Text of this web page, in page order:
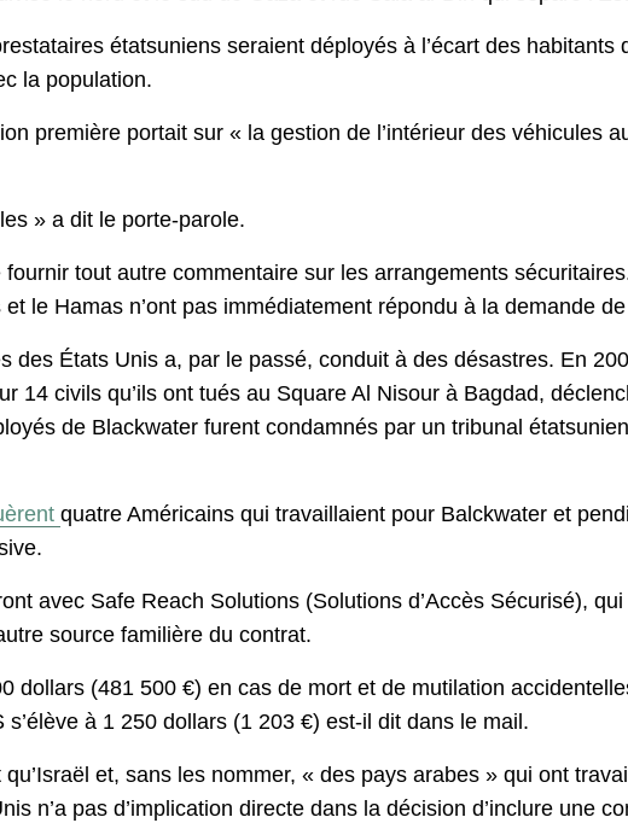
étatsuniens seraient déployés à l’écart des habitants
la population.
première portait sur « la gestion de l’intérieur des véhicules
» a dit le porte-parole.
tout autre commentaire sur les arrangements
le Hamas n’ont pas immédiatement répondu à la demande
des États Unis a, par le passé, conduit à des désastres. En
14 civils qu’ils ont tués au Square Al Nisour à Bagdad,
de Blackwater furent condamnés par un tribunal
quatre Américains qui travaillaient pour Balckwater et
avec Safe Reach Solutions (Solutions d’Accès Sécurisé),
source familière du contrat.
dollars (481 500 €) en cas de mort et de mutilation
à 1 250 dollars (1 203 €) est-il dit dans le mail.
et, sans les nommer, « des pays arabes » qui ont
n’a pas d’implication directe dans la décision d’inclure une